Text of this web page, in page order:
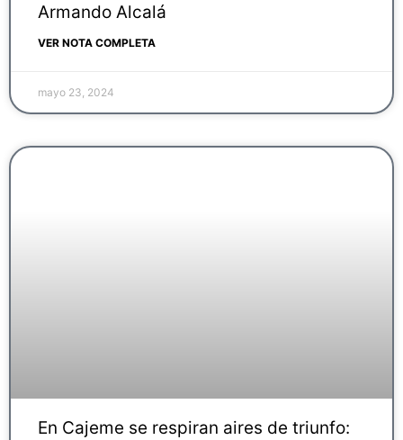
Armando Alcalá
VER NOTA COMPLETA
mayo 23, 2024
En Cajeme se respiran aires de triunfo: